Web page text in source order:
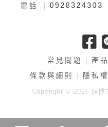
電話
0928324303
常見問題 產
條款與細則
隱私
Copyright © 2026 琺博